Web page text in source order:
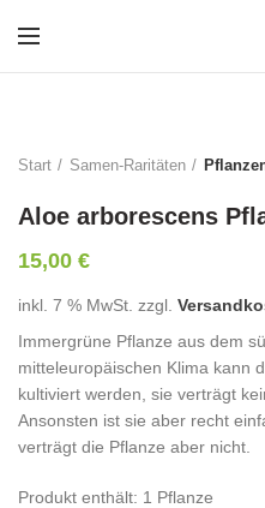
Start Samen-Raritäten
Aloe arborescens
15,00 €
inkl. 7 % MwSt. zzgl.
Immergrüne Pflanze aus dem
mitteleuropäischen Klima kann
kultiviert werden, sie verträgt
Ansonsten ist sie aber recht
verträgt die Pflanze aber nicht.
Produkt enthält: 1 Pflanze